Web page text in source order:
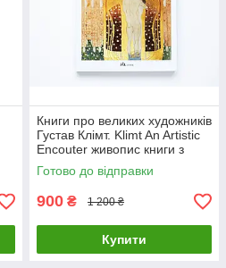
Книги про великих художників
Густав Клімт. Klimt An Artistic
Encouter живопис книги з
історії мистецтва
Готово до відправки
900 ₴ 1 200 ₴
Купити